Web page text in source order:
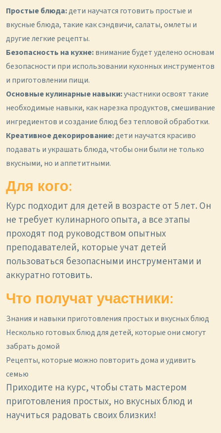
Простые блюда:дети научатся готовить простые и
вкусные блюда, такие как сэндвичи, салаты, омлеты и
другие легкие рецепты.
Безопасность на кухне:внимание будет уделено основам
безопасности при использовании кухонных инструментов
и приготовлении пищи.
Основные кулинарные навыки:участники освоят такие
необходимые навыки, как нарезка продуктов, смешивание
ингредиентов и создание блюд без тепловой обработки.
Креативное декорирование:дети научатся красиво
подавать и украшать блюда, чтобы они были не только
вкусными, но и аппетитными.
Для кого:
Курс подходит для детей в возрасте от 5 лет. Он
не требует кулинарного опыта, а все этапы
проходят под руководством опытных
преподавателей, которые учат детей
пользоваться безопасными инструментами и
аккуратно готовить.
Что получат участники:
Знания и навыки приготовления простых и вкусных блюд
Несколько готовых блюд для детей, которые они смогут
забрать домой
Рецепты, которые можно повторить дома и удивить
семью
Приходите на курс, чтобы стать мастером
приготовления простых, но вкусных блюд и
научиться радовать своих близких!